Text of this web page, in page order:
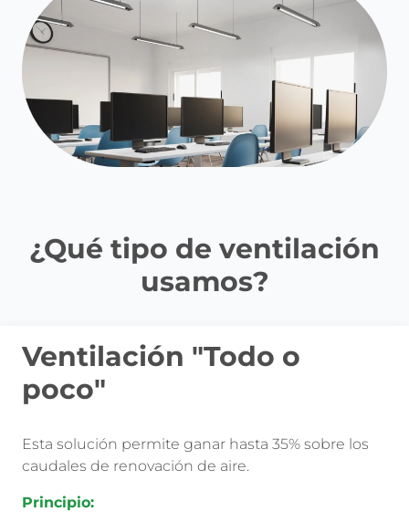
¿Qué tipo de ventilación
usamos?
Ventilación "Todo o
poco"
Esta solución permite ganar hasta 35% sobre los
caudales de renovación de aire.
Principio:
Ventilación
"proporcional"
Esta solución permite ganar hasta 70% sobre los
caudales de renovación de aire.
Principio: